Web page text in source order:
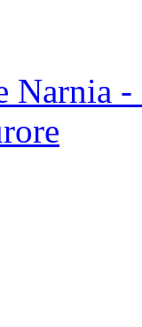
Narnia